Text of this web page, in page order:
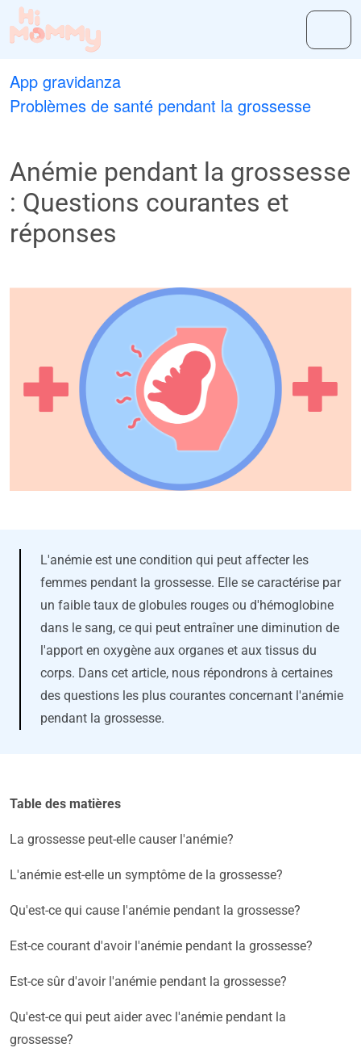
App gravidanza
Problèmes de santé pendant la grossesse
Anémie pendant la grossesse
: Questions courantes et
réponses
L'anémie est une condition qui peut affecter les
femmes pendant la grossesse. Elle se caractérise par
un faible taux de globules rouges ou d'hémoglobine
dans le sang, ce qui peut entraîner une diminution de
l'apport en oxygène aux organes et aux tissus du
corps. Dans cet article, nous répondrons à certaines
des questions les plus courantes concernant l'anémie
pendant la grossesse.
Table des matières
La grossesse peut-elle causer l'anémie?
L'anémie est-elle un symptôme de la grossesse?
Qu'est-ce qui cause l'anémie pendant la grossesse?
Est-ce courant d'avoir l'anémie pendant la grossesse?
Est-ce sûr d'avoir l'anémie pendant la grossesse?
Qu'est-ce qui peut aider avec l'anémie pendant la
grossesse?